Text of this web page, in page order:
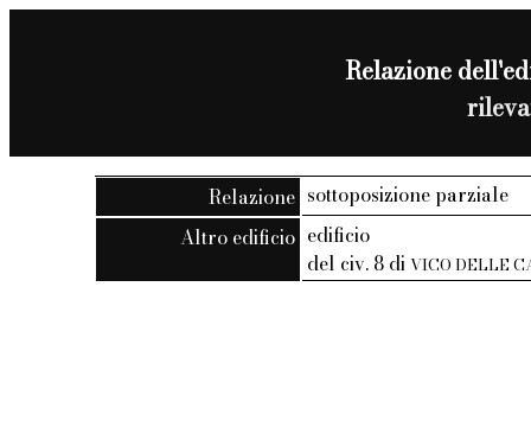
Relazione
Relazione sottoposizione parziale
Altro edificio edificio
del civ. 8 diVICO DELLE